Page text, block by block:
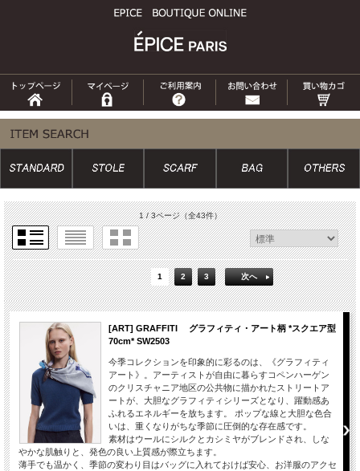
1 / 3ページ（全43件）
1 2 3 次へ
[ART] GRAFFITI グラフィティ・アート柄 *スクエア型
70cm* SW2503
今季コレクションを印象的に彩るのは、《グラフィティ
アート》。アーティストが自由に暮らすコペンハーゲン
のクリスチャニア地区の公共物に描かれたストリートア
ートが、大胆なグラフィティシリーズとなり、躍動感あ
ふれるエネルギーを放ちます。 ポップな線と大胆な色合
いは、重くなりがちな季節に圧倒的な存在感です。
素材はウールにシルクとカシミヤがブレンドされ、しな
やかな肌触りと、発色の良い上質感が際立ちます。
薄手でも温かく、季節の変わり目はバッグに入れておけば安心、お洋服のアクセ